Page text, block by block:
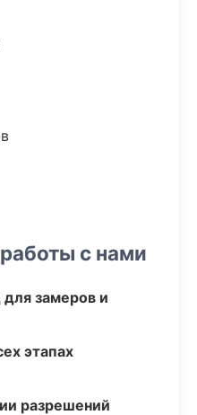
с нами
замеров и
этапах
разрешений